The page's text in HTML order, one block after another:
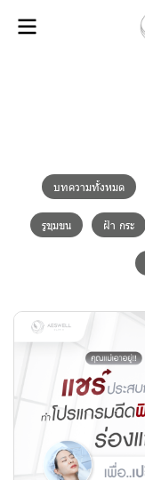
บทความทั้งหมด
รูขุมขน ฝ้า กระ